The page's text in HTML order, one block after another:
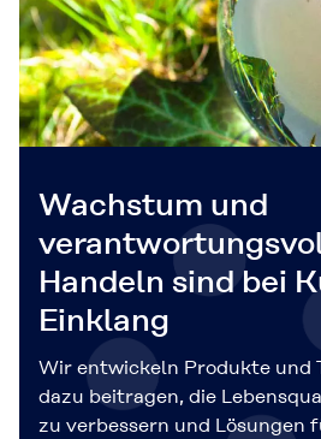
Wachstum und
Handeln sind bei
Einklang
Wir entwickeln Produkte und
dazu beitragen, die
zu verbessern und Lösungen